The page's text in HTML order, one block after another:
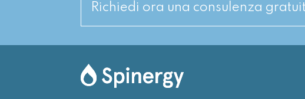
Richiedi ora una consulenza